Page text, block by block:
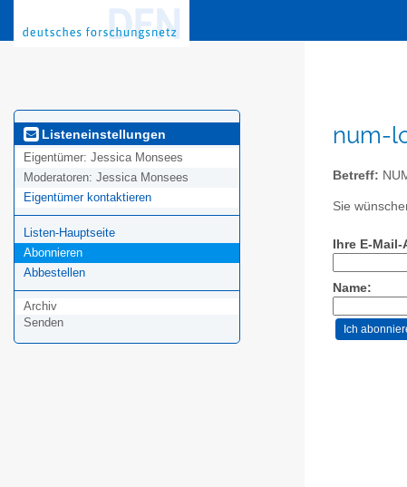
Listeneinstellungen
Eigentümer: Jessica Monsees
Moderatoren: Jessica Monsees
Eigentümer kontaktieren
Listen-Hauptseite
Abonnieren
Abbestellen
Archiv
Senden
num-
Betreff:
Sie
Ihre E-Mail-
Name: